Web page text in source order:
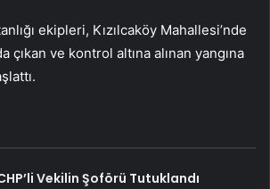
ekipleri, Kızılcaköy Mahallesi’nde
çıkan ve kontrol altına alınan yangına
Vekilin Şoförü Tutuklandı